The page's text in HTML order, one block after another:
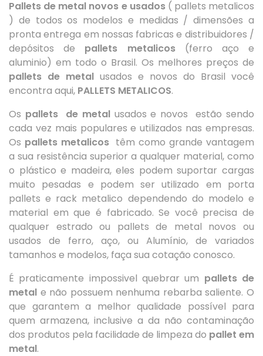
Pallets de metal novos e usados( pallets metalicos
) de todos os modelos e medidas / dimensões a
pronta entrega em nossas fabricas e distribuidores /
depósitos de pallets metalicos(ferro aço e
aluminio) em todo o Brasil. Os melhores preços de
pallets de metal usados e novos do Brasil você
encontra aqui, PALLETS METALICOS.
Os pallets de metalusados e novos estão sendo
cada vez mais populares e utilizados nas empresas.
Os pallets metalicostêm como grande vantagem
a sua resistência superior a qualquer material, como
o plástico e madeira, eles podem suportar cargas
muito pesadas e podem ser utilizado em porta
pallets e rack metalico dependendo do modelo e
material em que é fabricado. Se você precisa de
qualquer estrado ou pallets de metal novos ou
usados de ferro, aço, ou Alumínio, de variados
tamanhos e modelos, faça sua cotação conosco.
É praticamente impossivel quebrar um pallets de
metal e não possuem nenhuma rebarba saliente. O
que garantem a melhor qualidade possível para
quem armazena, inclusive a da não contaminação
dos produtos pela facilidade de limpeza do pallet em
metal.